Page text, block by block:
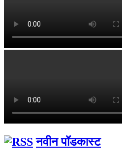
नवीन पॉडकास्ट